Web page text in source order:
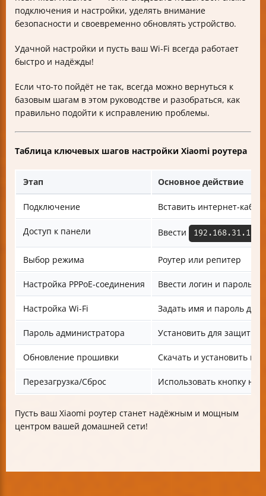
подключения и настройки, уделять внимание
безопасности и своевременно обновлять устройство.
Удачной настройки и пусть ваш Wi-Fi всегда работает
быстро и надёжды!
Если что-то пойдёт не так, всегда можно вернуться к
базовым шагам в этом руководстве и разобраться, как
правильно подойти к исправлению проблемы.
Таблица ключевых шагов настройки Xiaomi роутера
Этап Основное действие
Подключение Вставить интернет-
Доступ к панели Ввести 192.168.31.1
Выбор режима Роутер или репитер
Настройка PPPoE-соединения Ввести логин и пароль
Настройка Wi-Fi Задать имя и пароль для
Пароль администратора Установить для защиты
Обновление прошивки Скачать и установить
Перезагрузка/Сброс Использовать кнопку на
Пусть ваш Xiaomi роутер станет надёжным и мощным
центром вашей домашней сети!